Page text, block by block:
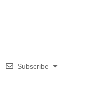
Subscribe